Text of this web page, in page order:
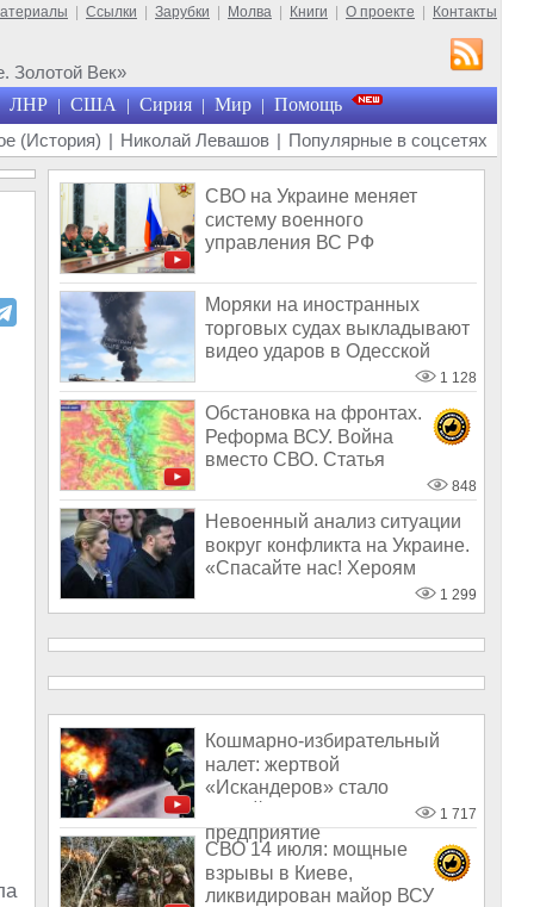
Ссылки Зарубки Молва Книги О проекте Контакты
Золотой Век»
ЛНР | США | Сирия | Мир | Помощь
(История) | Николай Левашов | Популярные в соцсетях
СВО на Украине меняет
систему военного
управления ВС РФ
Моряки на иностранных
торговых судах выкладывают
видео ударов в Одесской
1 128
Обстановка на фронтах.
Реформа ВСУ. Война
вместо СВО. Статья
848
Невоенный анализ ситуации
вокруг конфликта на Украине.
«Спасайте нас! Хероям
1 299
Кошмарно-избирательный
налет: жертвой
«Искандеров» стало
предприятие
1 717
СВО 14 июля: мощные
взрывы в Киеве,
ликвидирован майор ВСУ